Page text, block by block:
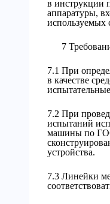
в инструкции
аппаратуры,
используемых
7
7.1 При
в качестве
7.2 При
испытаний
машины по
устройства.
7.3 Линейки